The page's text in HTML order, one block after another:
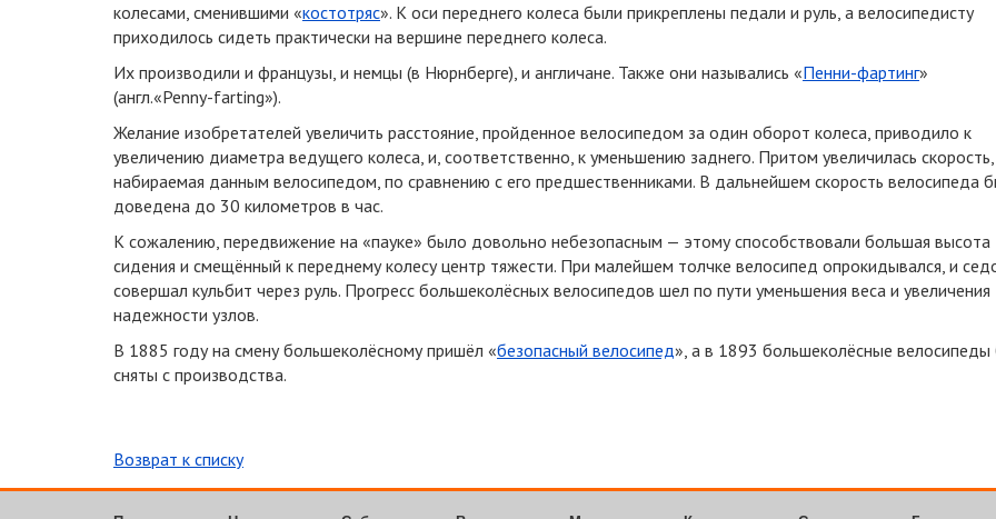
колесами, сменившими «костотряс». К оси переднего колеса были прикреплены педали и руль, а велосипедисту
приходилось сидеть практически на вершине переднего колеса.
Их производили и французы, и немцы (в Нюрнберге), и англичане. Также они назывались «Пенни-фартинг»
(англ.«Penny-farting»).
Желание изобретателей увеличить расстояние, пройденное велосипедом за один оборот колеса, приводило к
увеличению диаметра ведущего колеса, и, соответственно, к уменьшению заднего. Притом увеличилась скорость,
набираемая данным велосипедом, по сравнению с его предшественниками. В дальнейшем скорость велосипеда
доведена до 30 километров в час.
К сожалению, передвижение на «пауке» было довольно небезопасным — этому способствовали большая высота
сидения и смещённый к переднему колесу центр тяжести. При малейшем толчке велосипед опрокидывался, и
совершал кульбит через руль. Прогресс большеколёсных велосипедов шел по пути уменьшения веса и увеличения
надежности узлов.
В 1885 году на смену большеколёсному пришёл «безопасный велосипед», а в 1893 большеколёсные велосипеды
сняты с производства.
Возврат к списку